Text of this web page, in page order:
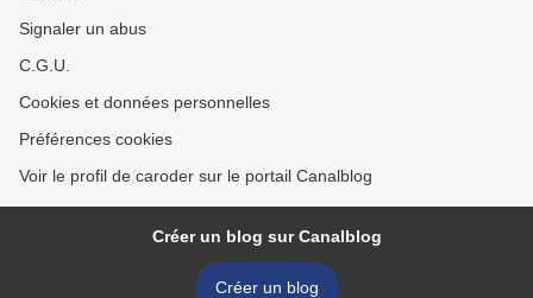
Signaler un abus
C.G.U.
Cookies et données personnelles
Préférences cookies
Voir le profil de caroder sur le portail Canalblog
Créer un blog sur Canalblog
Créer un blog